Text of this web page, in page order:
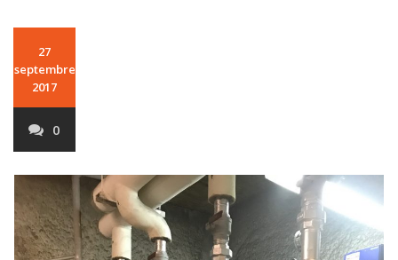
27
septembre
2017
0